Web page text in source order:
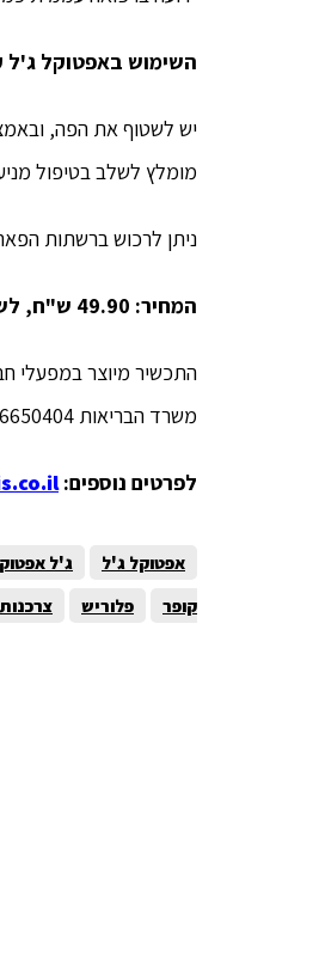
השימוש באפטוקל ג'ל
יש לשטוף את הפה,
מומלץ לשלב בטיפול
ניתן לרכוש ברשתות
המחיר: 49.90 ש"ח, לשפורפרת של 10 גרם.
התכשיר מיוצר במפעלי
משרד הבריאות 6650404.
לפרטים נוספים:
אפטוקל ג'ל ג'ל
קופר
פלוריש צרכנות